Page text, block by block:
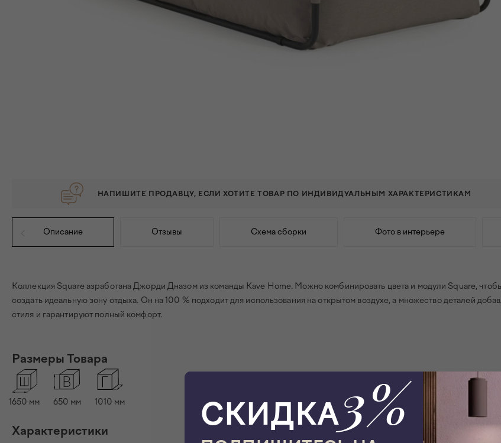
НАПИШИТЕ ПРОДАВЦУ, ЕСЛИ ХОТИТЕ ТОВАР ПО ИНДИВИДУАЛЬНЫМ ХАРАКТЕРИСТИКАМ
Описание Отзывы Схема сборки Фото в интерьере
Коллекция Square азработана Джорди Дназом из команды Kave Home. Можно комбинировать цвета и модули Square,
создать идеальную зону отдыха. Он на 100 % подходит для использования на открытом воздухе, а множество деталей
стиля и гарантируют полный комфорт.
Размеры Товара
1650 мм 650 мм 1010 мм
Характеристики СКИДКА3%